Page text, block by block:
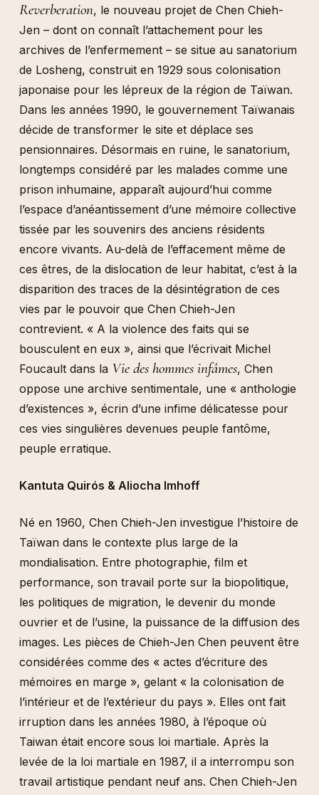
Reverberation, le nouveau projet de Chen Chieh-
Jen – dont on connaît l’attachement pour les
archives de l’enfermement – se situe au sanatorium
de Losheng, construit en 1929 sous colonisation
japonaise pour les lépreux de la région de Taïwan.
Dans les années 1990, le gouvernement Taïwanais
décide de transformer le site et déplace ses
pensionnaires. Désormais en ruine, le sanatorium,
longtemps considéré par les malades comme une
prison inhumaine, apparaît aujourd’hui comme
l’espace d’anéantissement d’une mémoire collective
tissée par les souvenirs des anciens résidents
encore vivants. Au-delà de l’effacement même de
ces êtres, de la dislocation de leur habitat, c’est à la
disparition des traces de la désintégration de ces
vies par le pouvoir que Chen Chieh-Jen
contrevient. « A la violence des faits qui se
bousculent en eux », ainsi que l’écrivait Michel
Foucault dans la Vie des hommes infâmes, Chen
oppose une archive sentimentale, une « anthologie
d’existences », écrin d’une infime délicatesse pour
ces vies singulières devenues peuple fantôme,
peuple erratique.
Kantuta Quirós & Aliocha Imhoff
Né en 1960, Chen Chieh-Jen investigue l’histoire de
Taïwan dans le contexte plus large de la
mondialisation. Entre photographie, film et
performance, son travail porte sur la biopolitique,
les politiques de migration, le devenir du monde
ouvrier et de l’usine, la puissance de la diffusion des
images. Les pièces de Chieh-Jen Chen peuvent être
considérées comme des « actes d’écriture des
mémoires en marge », gelant « la colonisation de
l’intérieur et de l’extérieur du pays ». Elles ont fait
irruption dans les années 1980, à l’époque où
Taiwan était encore sous loi martiale. Après la
levée de la loi martiale en 1987, il a interrompu son
travail artistique pendant neuf ans. Chen Chieh-Jen